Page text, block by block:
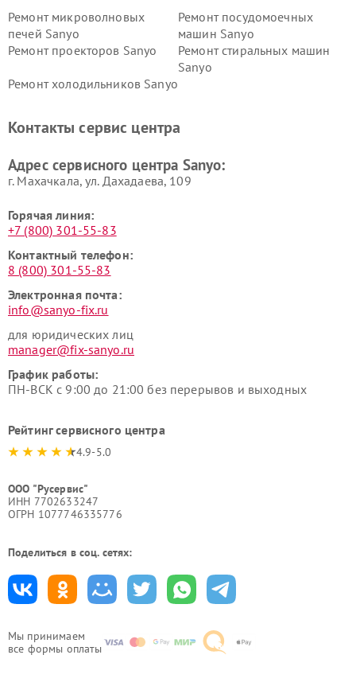
Мы принимаем
все формы оплаты
Ремонт микроволновых
печей Sanyo
Ремонт посудомоечных
машин Sanyo
Ремонт проекторов Sanyo
Ремонт стиральных машин
Sanyo
Ремонт холодильников Sanyo
Контакты сервис центра
Адрес сервисного центра Sanyo:
г. Махачкала, ул. Дахадаева, 109
Горячая линия:
+7 (800) 301-55-83
Контактный телефон:
8 (800) 301-55-83
Электронная почта:
info@sanyo-fix.ru
для юридических лиц
manager@fix-sanyo.ru
График работы:
ПН-ВСК с 9:00 до 21:00 без перерывов и выходных
Рейтинг сервисного центра
4.9-5.0
ООО "Русервис"
ИНН 7702633247
ОГРН 1077746335776
Поделиться в соц. сетях: